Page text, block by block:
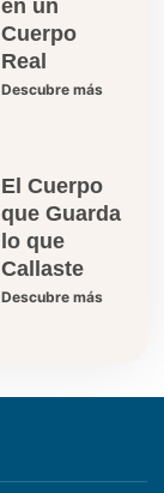
en un
Cuerpo
Real
Descubre más
El Cuerpo
que Guarda
lo que
Callaste
Descubre más